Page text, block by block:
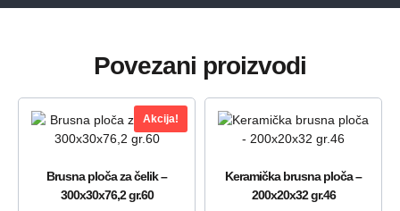
Povezani proizvodi
Akcija!
Brusna ploča za čelik –
300x30x76,2 gr.60
Keramička brusna ploča –
200x20x32 gr.46